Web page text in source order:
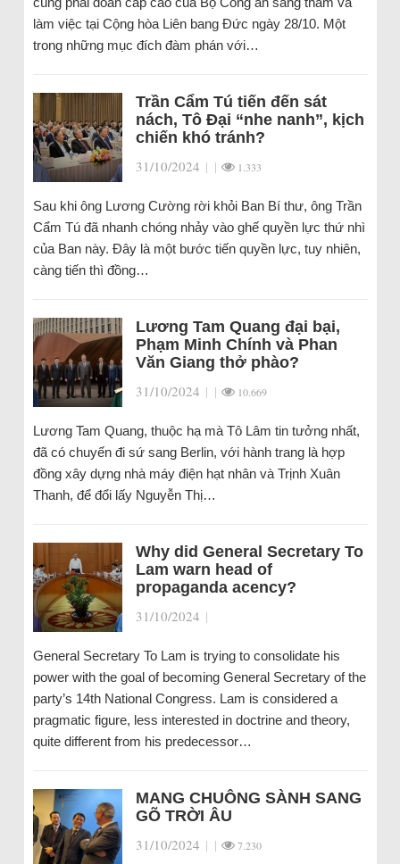
làm việc tại Cộng hòa Liên bang Đức ngày 28/10. Một
trong những mục đích đàm phán với…
Trần Cẩm Tú tiến đến sát
nách, Tô Đại “nhe nanh”, kịch
chiến khó tránh?
31/10/2024 | | 1.333
Sau khi ông Lương Cường rời khỏi Ban Bí thư, ông Trần
Cẩm Tú đã nhanh chóng nhảy vào ghế quyền lực thứ nhì
của Ban này. Đây là một bước tiến quyền lực, tuy nhiên,
càng tiến thì đồng…
Lương Tam Quang đại bại,
Phạm Minh Chính và Phan
Văn Giang thở phào?
31/10/2024 | | 10.669
Lương Tam Quang, thuộc hạ mà Tô Lâm tin tưởng nhất,
đã có chuyến đi sứ sang Berlin, với hành trang là hợp
đồng xây dựng nhà máy điện hạt nhân và Trịnh Xuân
Thanh, để đổi lấy Nguyễn Thị…
Why did General Secretary To
Lam warn head of
propaganda acency?
31/10/2024 |
General Secretary To Lam is trying to consolidate his
power with the goal of becoming General Secretary of the
party’s 14th National Congress. Lam is considered a
pragmatic figure, less interested in doctrine and theory,
quite different from his predecessor…
MANG CHUÔNG SÀNH SANG
GÕ TRỜI ÂU
31/10/2024 | | 7.230